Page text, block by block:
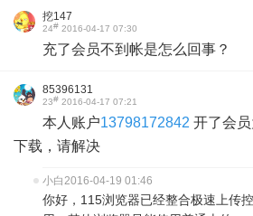
挖147
24# 2016-04-17 07:30
充了会员不到帐是怎么回事？
85396131
23# 2016-04-17 07:21
本人账户13798172842 开了会
下载，请解决
小白2016-04-19 01:46
你好，115浏览器已经整合极速上传